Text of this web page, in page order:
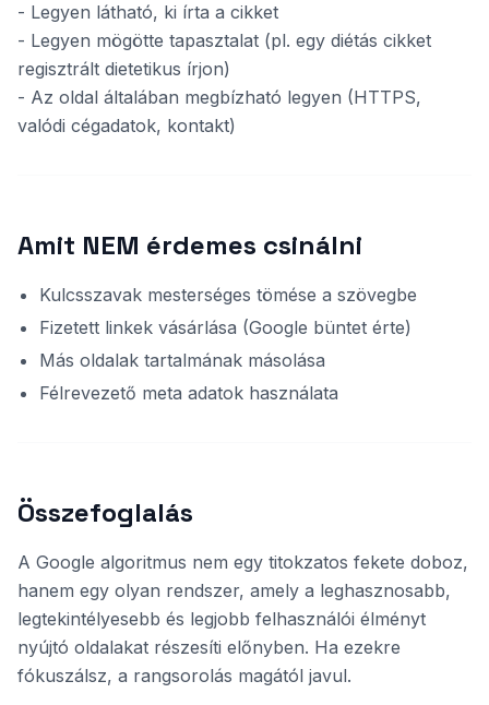
- Legyen látható, ki írta a cikket
- Legyen mögötte tapasztalat (pl. egy diétás cikket
regisztrált dietetikus írjon)
- Az oldal általában megbízható legyen (HTTPS,
valódi cégadatok, kontakt)
Amit NEM érdemes csinálni
Kulcsszavak mesterséges tömése a szövegbe
Fizetett linkek vásárlása (Google büntet érte)
Más oldalak tartalmának másolása
Félrevezető meta adatok használata
Összefoglalás
A Google algoritmus nem egy titokzatos fekete doboz,
hanem egy olyan rendszer, amely a leghasznosabb,
legtekintélyesebb és legjobb felhasználói élményt
nyújtó oldalakat részesíti előnyben. Ha ezekre
fókuszálsz, a rangsorolás magától javul.